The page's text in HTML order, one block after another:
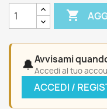

🔔Avvisami
Accedi al tuo
ACCEDI /